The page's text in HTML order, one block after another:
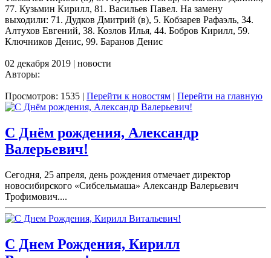
77. Кузьмин Кирилл, 81. Васильев Павел. На замену
выходили: 71. Дудков Дмитрий (в), 5. Кобзарев Рафаэль, 34.
Алтухов Евгений, 38. Козлов Илья, 44. Бобров Кирилл, 59.
Ключников Денис, 99. Баранов Денис
02 декабря 2019 | новости
Авторы:
Просмотров: 1535 | Перейти к новостям | Перейти на главную
С Днём рождения, Александр
Валерьевич!
Сегодня, 25 апреля, день рождения отмечает директор
новосибирского «Сибсельмаша» Александр Валерьевич
Трофимович....
С Днем Рождения, Кирилл